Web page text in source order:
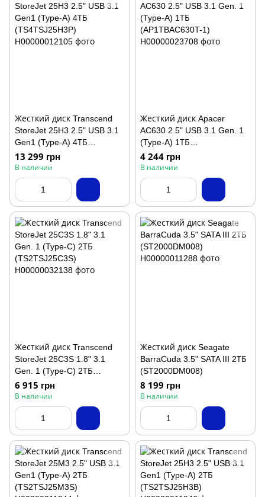
Жесткий диск Transcend
StoreJet 25H3 2.5" USB 3.1
Gen1 (Type-A) 4ТБ
(TS4TSJ25H3P)
13 299 грн
В наличии
Жесткий диск Apacer
AC630 2.5" USB 3.1 Gen. 1
(Type-A) 1ТБ
(AP1TBAC630T-1)
4 244 грн
В наличии
Жесткий диск Transcend
StoreJet 25C3S 1.8" 3.1
Gen. 1 (Type-C) 2ТБ
(TS2TSJ25C3S)
6 915 грн
В наличии
Жесткий диск Seagate
BarraCuda 3.5" SATA III 2ТБ
(ST2000DM008)
8 199 грн
В наличии